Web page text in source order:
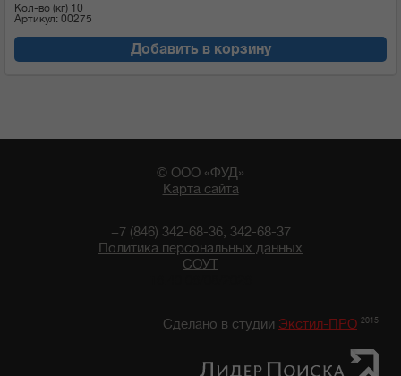
Кол-во (кг) 10
Артикул: 00275
Добавить в корзину
© ООО «ФУД»
Карта сайта
+7 (846) 342-68-36, 342-68-37
Политика персональных данных
СОУТ
Сделано в студии Экстил-ПРО 2015